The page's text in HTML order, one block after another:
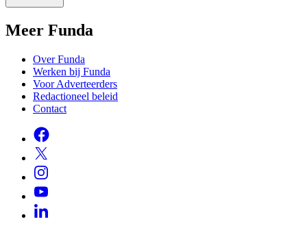
Meer Funda
Over Funda
Werken bij Funda
Voor Adverteerders
Redactioneel beleid
Contact